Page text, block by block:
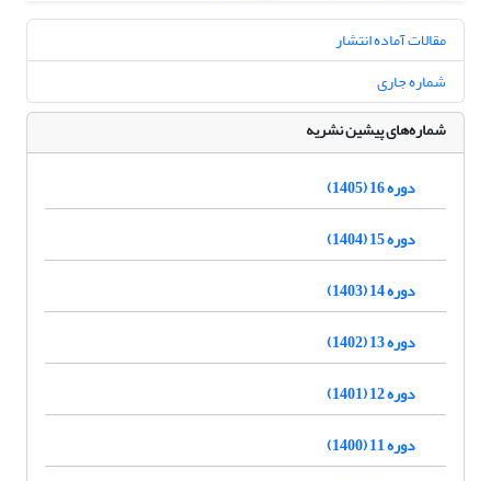
مقالات آماده انتشار
شماره جاری
شماره‌های پیشین نشریه
دوره 16 (1405)
دوره 15 (1404)
دوره 14 (1403)
دوره 13 (1402)
دوره 12 (1401)
دوره 11 (1400)